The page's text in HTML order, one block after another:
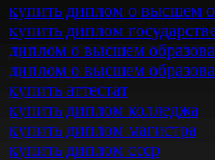
купить диплом о высшем
купить диплом
диплом о высшем
диплом о высшем
купить аттестат
купить диплом колледжа
купить диплом магистра
купить диплом ссср